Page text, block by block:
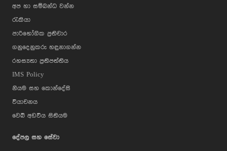
අප හා සම්බන්ධ වන්න
රැකියා
පාරිභෝගික ප්‍රතිචාර
ගනුදෙනුකරු හඳුනාගන්න
රහස්‍යතා ප්‍රතිපත්තිය
IMS Policy
නියම සහ කොන්දේසි
වියාචනය
වෙබ් අඩවිය සිතියම
දේපල සහ සේවා